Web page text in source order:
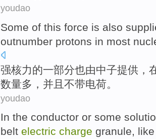
youdao
Some of this force is also
outnumber protons in most
强核力的一部分也由中子提供 ，
数量多， 并且 不带电荷。
youdao
In the conductor or some
belt electric charge granule, like